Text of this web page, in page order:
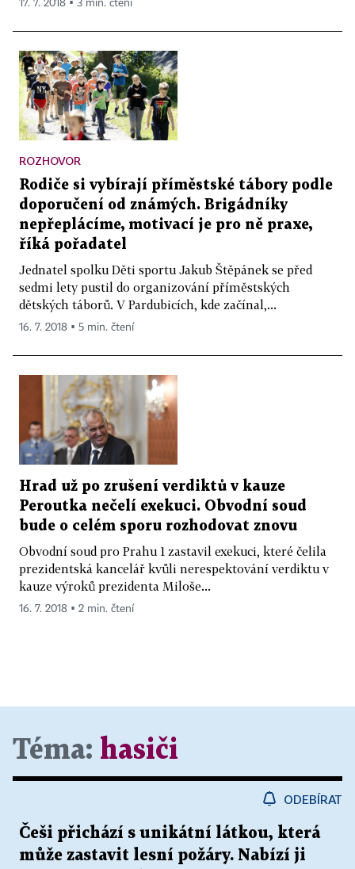
17. 7. 2018 ▪ 3 min. čtení
ROZHOVOR
Rodiče si vybírají příměstské tábory podle
doporučení od známých. Brigádníky
nepřeplácíme, motivací je pro ně praxe,
říká pořadatel
Jednatel spolku Děti sportu Jakub Štěpánek se před
sedmi lety pustil do organizování příměstských
dětských táborů. V Pardubicích, kde začínal,...
16. 7. 2018 ▪ 5 min. čtení
Hrad už po zrušení verdiktů v kauze
Peroutka nečelí exekuci. Obvodní soud
bude o celém sporu rozhodovat znovu
Obvodní soud pro Prahu 1 zastavil exekuci, které čelila
prezidentská kancelář kvůli nerespektování verdiktu v
kauze výroků prezidenta Miloše...
16. 7. 2018 ▪ 2 min. čtení
Téma: hasiči
ODEBÍRAT
Češi přichází s unikátní látkou, která
může zastavit lesní požáry. Nabízí ji